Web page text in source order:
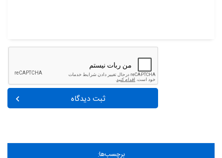
ثبت دیدگاه
برچسب‌ها: